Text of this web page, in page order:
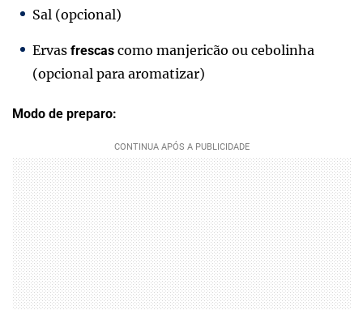
Sal (opcional)
Ervas frescas como manjericão ou cebolinha
(opcional para aromatizar)
Modo de preparo: